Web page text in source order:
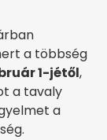
a többség
1-jétől,
a tavaly
a